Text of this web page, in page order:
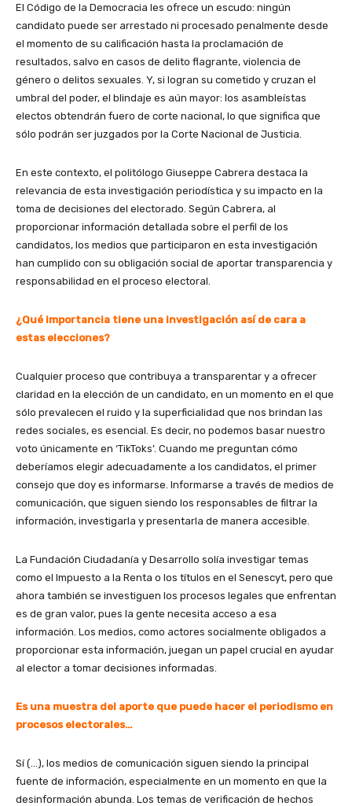
El Código de la Democracia les ofrece un escudo: ningún
candidato puede ser arrestado ni procesado penalmente desde
el momento de su calificación hasta la proclamación de
resultados, salvo en casos de delito flagrante, violencia de
género o delitos sexuales. Y, si logran su cometido y cruzan el
umbral del poder, el blindaje es aún mayor: los asambleístas
electos obtendrán fuero de corte nacional, lo que significa que
sólo podrán ser juzgados por la Corte Nacional de Justicia.
En este contexto, el politólogo Giuseppe Cabrera destaca la
relevancia de esta investigación periodística y su impacto en la
toma de decisiones del electorado. Según Cabrera, al
proporcionar información detallada sobre el perfil de los
candidatos, los medios que participaron en esta investigación
han cumplido con su obligación social de aportar transparencia y
responsabilidad en el proceso electoral.
¿Qué importancia tiene una investigación así de cara a
estas elecciones?
Cualquier proceso que contribuya a transparentar y a ofrecer
claridad en la elección de un candidato, en un momento en el que
sólo prevalecen el ruido y la superficialidad que nos brindan las
redes sociales, es esencial. Es decir, no podemos basar nuestro
voto únicamente en ‘TikToks’. Cuando me preguntan cómo
deberíamos elegir adecuadamente a los candidatos, el primer
consejo que doy es informarse. Informarse a través de medios de
comunicación, que siguen siendo los responsables de filtrar la
información, investigarla y presentarla de manera accesible.
La Fundación Ciudadanía y Desarrollo solía investigar temas
como el Impuesto a la Renta o los títulos en el Senescyt, pero que
ahora también se investiguen los procesos legales que enfrentan
es de gran valor, pues la gente necesita acceso a esa
información. Los medios, como actores socialmente obligados a
proporcionar esta información, juegan un papel crucial en ayudar
al elector a tomar decisiones informadas.
Es una muestra del aporte que puede hacer el periodismo en
procesos electorales…
Sí (…), los medios de comunicación siguen siendo la principal
fuente de información, especialmente en un momento en que la
desinformación abunda. Los temas de verificación de hechos